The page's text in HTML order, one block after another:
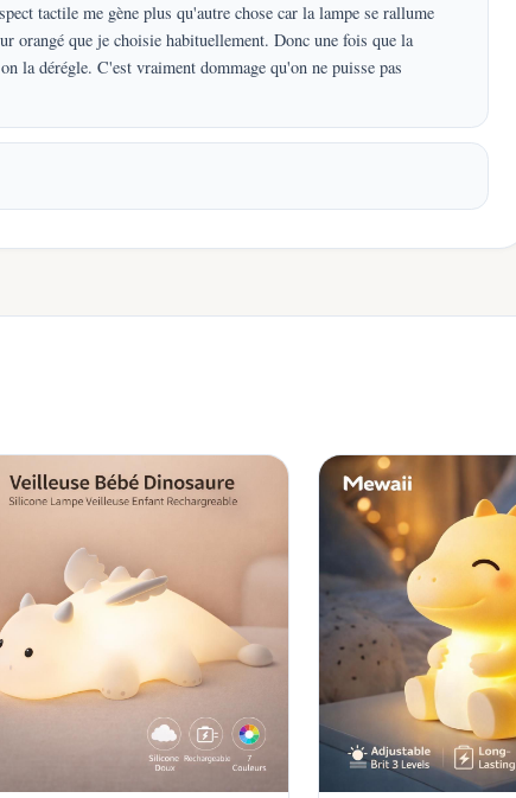
tactile me gène plus qu'autre chose car la lampe se rallume
orangé que je choisie habituellement. Donc une fois que la
la dérégle. C'est vraiment dommage qu'on ne puisse pas